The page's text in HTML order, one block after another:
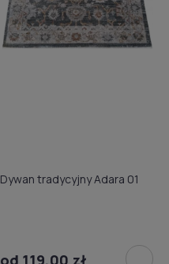
Dywan tradycyjny Adara 01
od 119,00 zł